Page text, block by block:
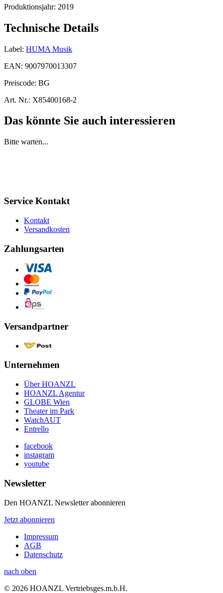
Produktionsjahr: 2019
Technische Details
Label: HUMA Musik
EAN: 9007970013307
Preiscode: BG
Art. Nr.: X85400168-2
Das könnte Sie auch interessieren
Bitte warten...
Service Kontakt
Kontakt
Versandkosten
Zahlungsarten
Versandpartner
Unternehmen
Über HOANZL
HOANZL Agentur
GLOBE Wien
Theater im Park
WatchAUT
Entrello
facebook
instagram
youtube
Newsletter
Den HOANZL Newsletter abonnieren
Jetzt abonnieren
Impressum
AGB
Datenschutz
nach oben
© 2026 HOANZL Vertriebsges.m.b.H.